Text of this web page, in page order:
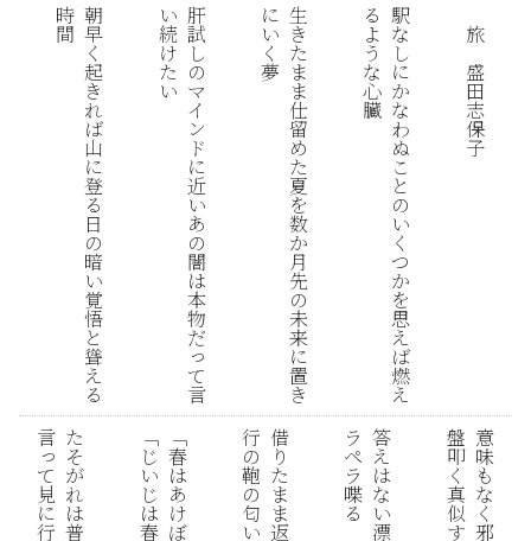
旅
盛
田
志
保
子
駅
な
し
に
か
な
わ
ぬ
こ
と
の
い
く
つ
か
を
思
え
ば
燃
え
る
よ
う
な
心
臓
生
き
た
ま
ま
仕
留
め
た
夏
を
数
か
月
先
の
未
来
に
置
き
に
い
く
夢
肝
試
し
の
マ
イ
ン
ド
に
近
い
あ
の
闇
は
本
物
だ
っ
て
言
い
続
け
た
い
朝
早
く
起
き
れ
ば
山
に
登
る
日
の
暗
い
覚
悟
と
聳
え
る
時
間
意
味
も
な
く
邪
盤
叩
く
真
似
す
答
え
は
な
い
漂
ラ
ペ
ラ
喋
る
借
り
た
ま
ま
返
行
の
鞄
の
匂
い
﹁
春
は
あ
け
ぼ
﹁
じ
い
じ
は
春
た
そ
が
れ
は
普
言
っ
て
見
に
行